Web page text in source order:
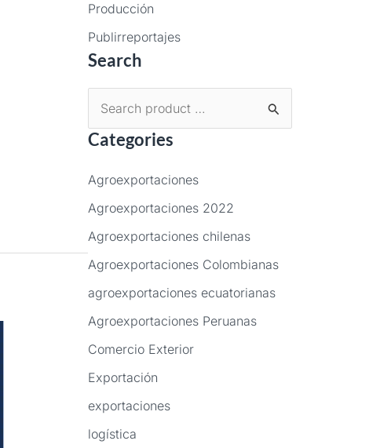
Producción
Publirreportajes
Search
u
c
a
r
p
o
r
Categories
Agroexportaciones
Agroexportaciones 2022
Agroexportaciones chilenas
Agroexportaciones Colombianas
agroexportaciones ecuatorianas
Agroexportaciones Peruanas
Comercio Exterior
Exportación
exportaciones
logística